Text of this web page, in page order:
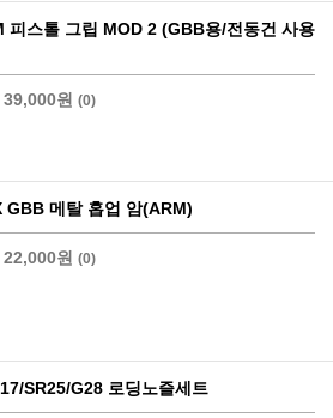
피스톨 그립 MOD 2 (GBB용/전동건 사용
39,000원 (0)
GBB 메탈 홉업 암(ARM)
22,000원 (0)
SR25/G28 로딩노즐세트